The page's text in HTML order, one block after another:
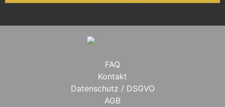
FAQ
Kontakt
Datenschutz / DSGVO
AGB